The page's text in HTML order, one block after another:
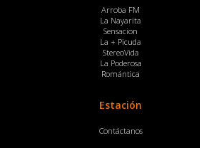
Arroba FM
La Nayarita
Sensacion
La + Picuda
StereoVida
La Poderosa
Romántica
Estación
Contáctanos